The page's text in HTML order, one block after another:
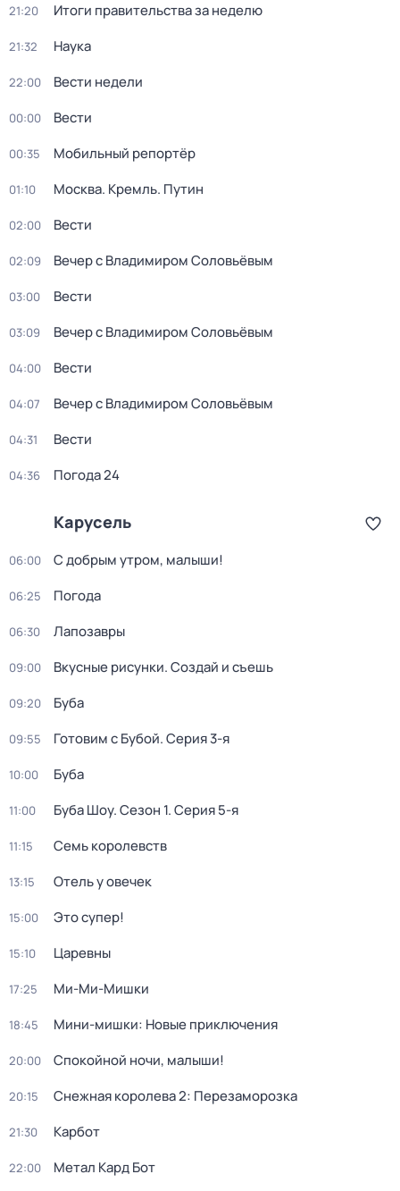
21:20 Итоги правительства за неделю
21:32 Наука
22:00 Вести недели
00:00 Вести
00:35 Мобильный репортёр
01:10 Москва. Кремль. Путин
02:00 Вести
02:09 Вечер с Владимиром Соловьёвым
03:00 Вести
03:09 Вечер с Владимиром Соловьёвым
04:00 Вести
04:07 Вечер с Владимиром Соловьёвым
04:31 Вести
04:36 Погода 24
Карусель
06:00 С добрым утром, малыши!
06:25 Погода
06:30 Лапозавры
09:00 Вкусные рисунки. Создай и съешь
09:20 Буба
09:55 Готовим с Бубой. Серия 3-я
10:00 Буба
11:00 Буба Шоу. Сезон 1. Серия 5-я
11:15 Семь королевств
13:15 Отель у овечек
15:00 Это супер!
15:10 Царевны
17:25 Ми-Ми-Мишки
18:45 Мини-мишки: Новые приключения
20:00 Спокойной ночи, малыши!
20:15 Снежная королева 2: Перезаморозка
21:30 Карбот
22:00 Метал Кард Бот